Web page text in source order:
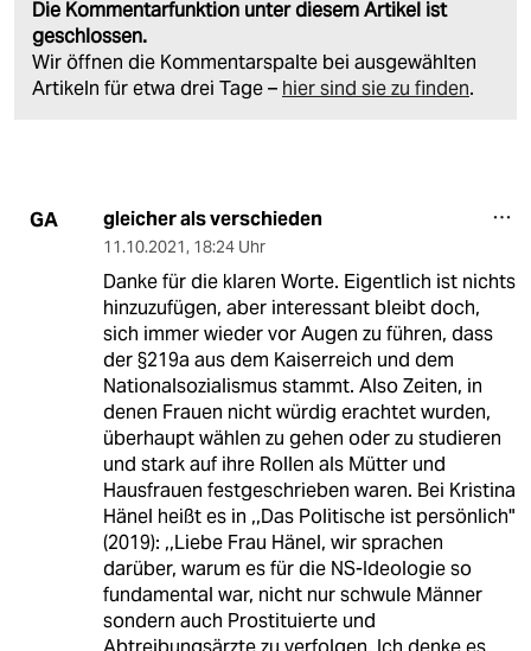
Die Kommentarfunktion unter diesem Artikel ist
geschlossen.
Wir öffnen die Kommentarspalte bei ausgewählten
Artikeln für etwa drei Tage – hier sind sie zu finden.
GA gleicher als verschieden
11.10.2021, 18:24 Uhr
Danke für die klaren Worte. Eigentlich ist nichts
hinzuzufügen, aber interessant bleibt doch,
sich immer wieder vor Augen zu führen, dass
der §219a aus dem Kaiserreich und dem
Nationalsozialismus stammt. Also Zeiten, in
denen Frauen nicht würdig erachtet wurden,
überhaupt wählen zu gehen oder zu studieren
und stark auf ihre Rollen als Mütter und
Hausfrauen festgeschrieben waren. Bei Kristina
Hänel heißt es in ,,Das Politische ist persönlich"
(2019): ,,Liebe Frau Hänel, wir sprachen
darüber, warum es für die NS-Ideologie so
fundamental war, nicht nur schwule Männer
sondern auch Prostituierte und